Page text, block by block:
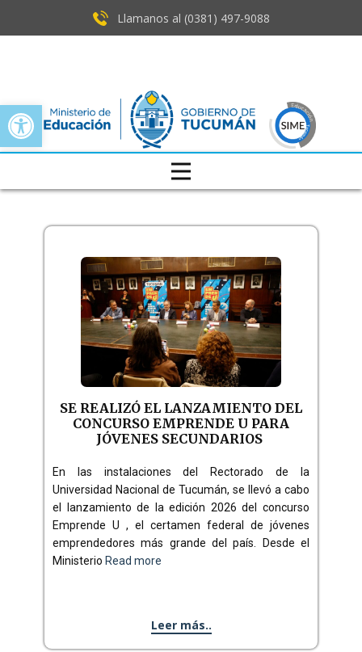
Open toolbar
Llamanos al (0381) ​497-9088
SE REALIZÓ EL LANZAMIENTO DEL
CONCURSO EMPRENDE U PARA
JÓVENES SECUNDARIOS
En las instalaciones del Rectorado de la
Universidad Nacional de Tucumán, se llevó a cabo
el lanzamiento de la edición 2026 del concurso
Emprende U , el certamen federal de jóvenes
emprendedores más grande del país. Desde el
Ministerio Read more
Leer más..